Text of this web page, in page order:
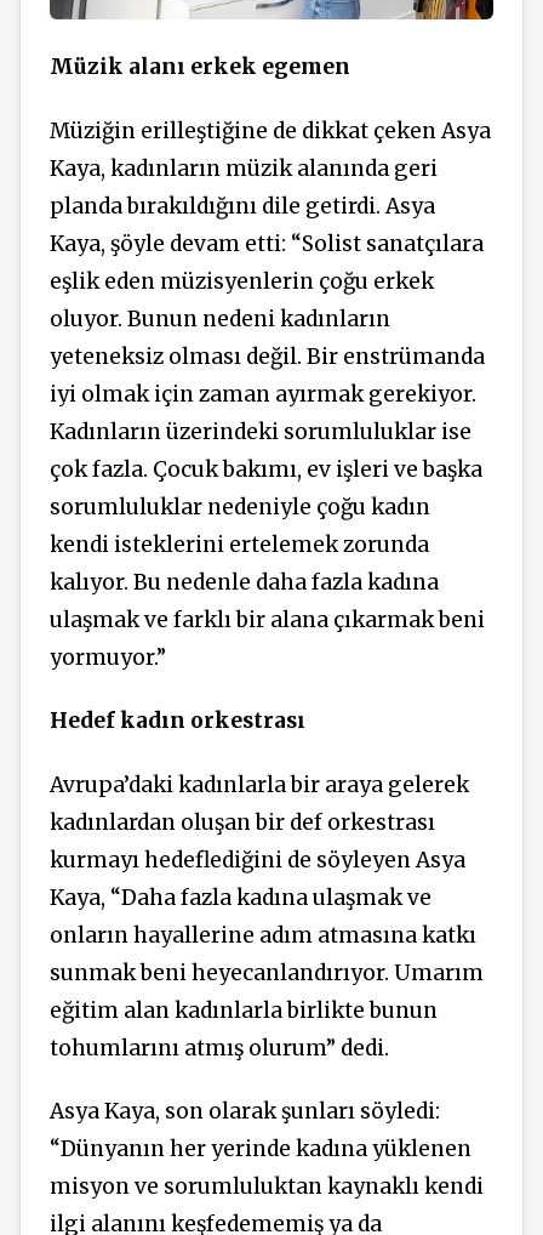
Müzik alanı erkek egemen
Müziğin erilleştiğine de dikkat çeken Asya
Kaya, kadınların müzik alanında geri
planda bırakıldığını dile getirdi. Asya
Kaya, şöyle devam etti: “Solist sanatçılara
eşlik eden müzisyenlerin çoğu erkek
oluyor. Bunun nedeni kadınların
yeteneksiz olması değil. Bir enstrümanda
iyi olmak için zaman ayırmak gerekiyor.
Kadınların üzerindeki sorumluluklar ise
çok fazla. Çocuk bakımı, ev işleri ve başka
sorumluluklar nedeniyle çoğu kadın
kendi isteklerini ertelemek zorunda
kalıyor. Bu nedenle daha fazla kadına
ulaşmakve farklı bir alana çıkarmak beni
yormuyor.”
Hedef kadın orkestrası
Avrupa’daki kadınlarla bir araya gelerek
kadınlardan oluşan bir def orkestrası
kurmayı hedeflediğini de söyleyen Asya
Kaya, “Daha fazla kadına ulaşmak ve
onların hayallerine adım atmasına katkı
sunmak beni heyecanlandırıyor. Umarım
eğitim alan kadınlarla birlikte bunun
tohumlarını atmış olurum” dedi.
Asya Kaya, son olarak şunları söyledi:
“Dünyanın her yerinde kadına yüklenen
misyon ve sorumluluktan kaynaklı kendi
ilgi alanını keşfedememiş ya da